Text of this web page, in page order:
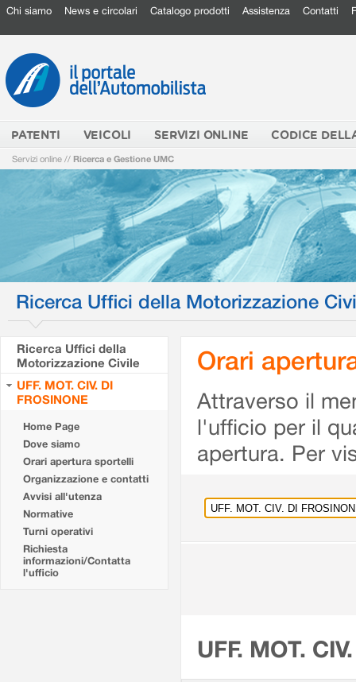
Chi siamo News e circolari Catalogo prodotti Assistenza Contatti
PATENTI VEICOLI SERVIZI ONLINE CODICE
Servizi online // Ricerca e Gestione UMC
Ricerca Uffici della Motorizzazione
Ricerca Uffici della
Motorizzazione Civile
UFF. MOT. CIV. DI
FROSINONE
Home Page
Dove siamo
Orari apertura sportelli
Organizzazione e contatti
Avvisi all'utenza
Normative
Turni operativi
Richiesta
informazioni/Contatta
l'ufficio
Orari
Attraverso il
l'ufficio per il
apertura. Per
UFF. MOT.